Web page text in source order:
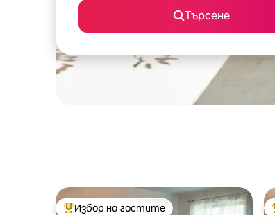
Търсене
Избор на гостите